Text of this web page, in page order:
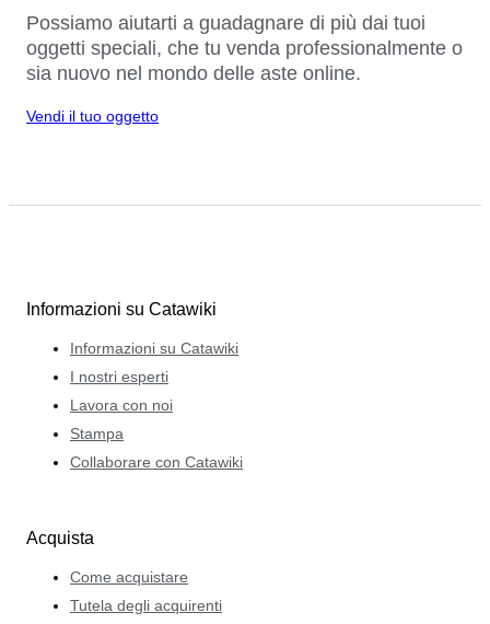
Possiamo aiutarti a guadagnare di più dai tuoi
oggetti speciali, che tu venda professionalmente o
sia nuovo nel mondo delle aste online.
Vendi il tuo oggetto
Informazioni su Catawiki
Informazioni su Catawiki
I nostri esperti
Lavora con noi
Stampa
Collaborare con Catawiki
Acquista
Come acquistare
Tutela degli acquirenti